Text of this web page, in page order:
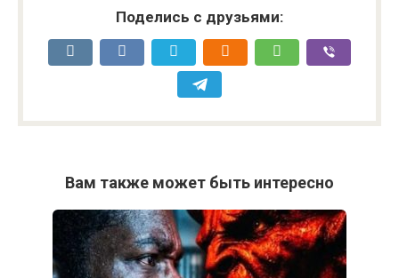
Поделись с друзьями:
Вам также может быть интересно